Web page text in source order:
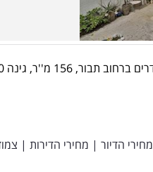
מחירי הדיור | מחירי הדירות |